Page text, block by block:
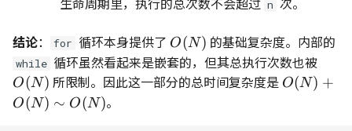
n
结论： for 循环本身提供了 O(N)
O(N) 的基础复杂度。内部的
while 循环虽然看起来是嵌套的，但其总执行次数也被
O(N) 所限制。因此这一部分的总时间复杂度是 O(N)
O(N) +
O(N) ∼ O(N)。